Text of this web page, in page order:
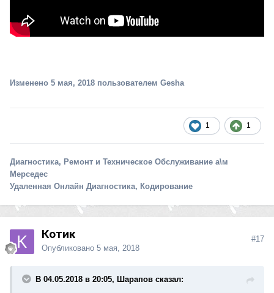
Изменено 5 мая, 2018 пользователем Gesha
1 1
Диагностика, Ремонт и Техническое Обслуживание а\м
Мерседес
Удаленная Онлайн Диагностика, Кодирование
Котик
Опубликовано 5 мая, 2018
#17
В 04.05.2018 в 20:05, Шарапов сказал: